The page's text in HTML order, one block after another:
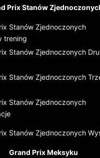
Prix Stanów
Stanów Zjednoczonych
trening
Stanów Zjednoczonych
Stanów Zjednoczonych
Stanów Zjednoczonych
Stanów Zjednoczonych
Grand Prix Meksyku